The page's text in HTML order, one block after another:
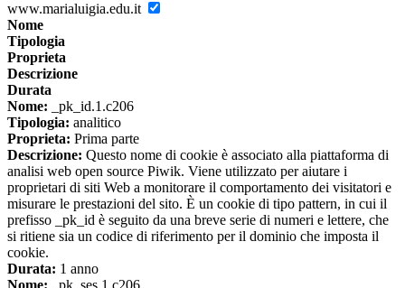
www.marialuigia.edu.it
Nome
Tipologia
Proprieta
Descrizione
Durata
Nome: _pk_id.1.c206
Tipologia: analitico
Proprieta: Prima parte
Descrizione: Questo nome di cookie è associato alla piattaforma di
analisi web open source Piwik. Viene utilizzato per aiutare i
proprietari di siti Web a monitorare il comportamento dei visitatori e
misurare le prestazioni del sito. È un cookie di tipo pattern, in cui il
prefisso _pk_id è seguito da una breve serie di numeri e lettere, che
si ritiene sia un codice di riferimento per il dominio che imposta il
cookie.
Durata: 1 anno